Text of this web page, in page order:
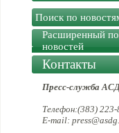
Расширенный
новостей
Контакты
Пресс-служба
Телефон:(383)
E-mail: